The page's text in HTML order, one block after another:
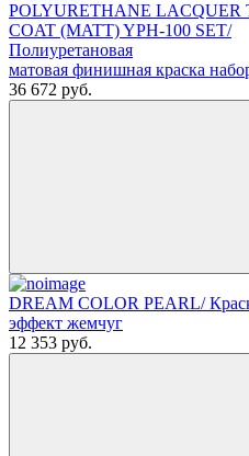
POLYURETHANE LACQUER
COAT (MATT) YPH-100 SET/
Полиуретановая
матовая финишная краска
36 672 руб.
DREAM COLOR PEARL/
эффект жемчуг
12 353 руб.